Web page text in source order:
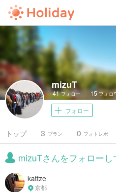
mizuT
41フォロー 15 フォロ
フォロー
トップ プラン
3 フォトレポ
0
mizuTさんをフォロー
kattze
京都